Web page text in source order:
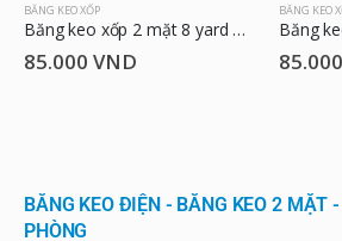
BĂNG KEO XỐP
Băng keo xốp 2 mặt 8 yard 2.4cm
85.000 VND
BĂNG KEO
85.000
BĂNG KEO ĐIỆN - BĂNG KEO 2 MẶT
PHÒNG